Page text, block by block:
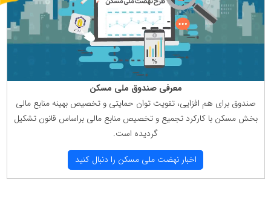
معرفی صندوق ملی مسكن
صندوق برای هم افزایی، تقویت توان حمایتی و تخصیص بهینه منابع مالی
بخش مسكن با كاركرد تجمیع و تخصیص منابع مالی براساس قانون تشكیل
گردیده است.
اخبار نهضت ملی مسكن را دنبال كنید